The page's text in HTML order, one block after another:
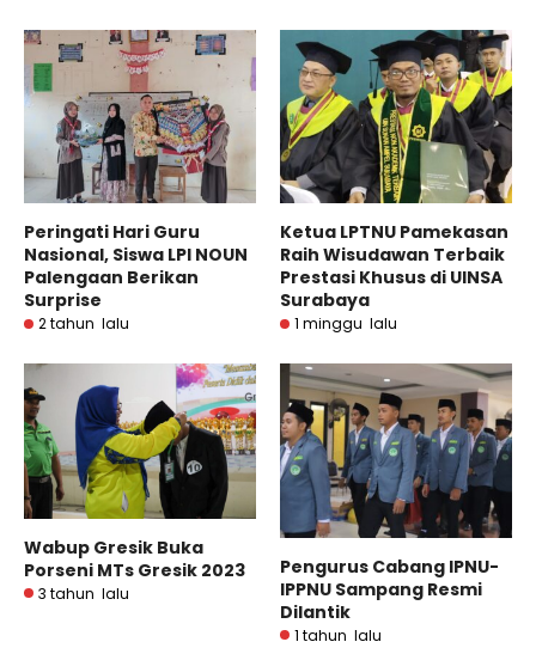
Peringati Hari Guru
Nasional, Siswa LPI NOUN
Palengaan Berikan
Surprise
2 tahun lalu
Ketua LPTNU Pamekasan
Raih Wisudawan Terbaik
Prestasi Khusus di UINSA
Surabaya
1 minggu lalu
Wabup Gresik Buka
Porseni MTs Gresik 2023
3 tahun lalu
Pengurus Cabang IPNU-
IPPNU Sampang Resmi
Dilantik
1 tahun lalu